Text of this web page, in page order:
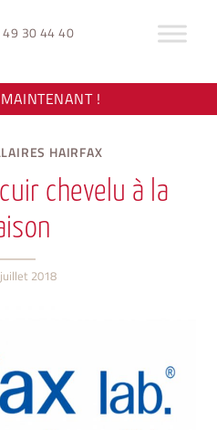
30 44 40
!
HAIRFAX
chevelu à la
2018